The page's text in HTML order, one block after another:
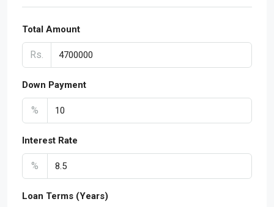
Total Amount
Rs.
Down Payment
%
Interest Rate
%
Loan Terms (Years)